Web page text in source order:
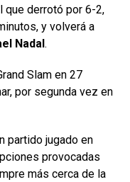
que derrotó por 6-2,
y volverá a
Nadal.
Slam en 27
por segunda vez en
partido jugado en
provocadas
más cerca de la